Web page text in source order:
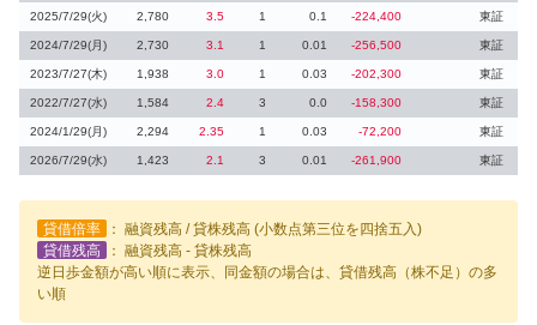
2025/7/29(火) 2,780 3.5 1 0.1 -224,400 東証
2024/7/29(月) 2,730 3.1 1 0.01 -256,500 東証
2023/7/27(木) 1,938 3.0 1 0.03 -202,300 東証
2022/7/27(水) 1,584 2.4 3 0.0 -158,300 東証
2024/1/29(月) 2,294 2.35 1 0.03 -72,200 東証
2026/7/29(水) 1,423 2.1 3 0.01 -261,900 東証
貸借倍率
： 融資残高 / 貸株残高 (小数点第三位を四捨五入)
貸借残高
： 融資残高 - 貸株残高
逆日歩金額が高い順に表示、同金額の場合は、貸借残高（株不足）の多
い順